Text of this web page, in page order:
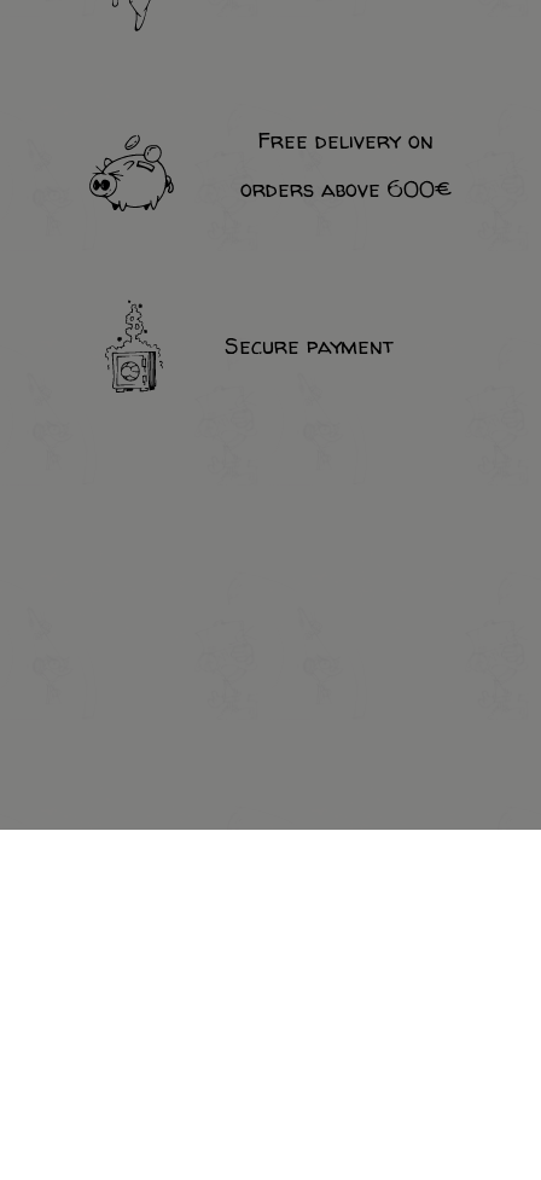
Free delivery on
orders above 600€
Secure payment